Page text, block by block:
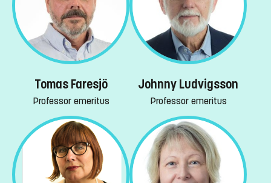
Tomas Faresjö
Professor emeritus
Johnny Ludvigsson
Professor emeritus